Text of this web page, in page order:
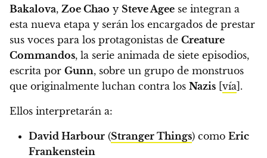
Bakalova, Zoe Chao y Steve Agee se integran a
esta nueva etapa y serán los encargados de prestar
sus voces para los protagonistas de Creature
Commandos, la serie animada de siete episodios,
escrita por Gunn, sobre un grupo de monstruos
que originalmente luchan contra los Nazis [vía].
Ellos interpretarán a:
David Harbour (Stranger Things) como Eric
Frankenstein